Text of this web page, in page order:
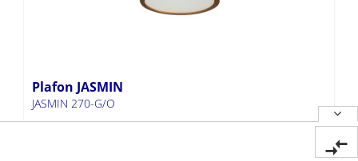
Plafon JASMIN
JASMIN 270-G/O